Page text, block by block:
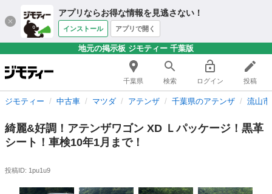
アプリならお得な情報を見逃さない！
インストール アプリで開く
地元の掲示板 ジモティー 千葉版
千葉県 検索 ログイン 投稿
ジモティー 中古車 マツダ アテンザ 千葉県のアテンザ 流山
綺麗&好調！アテンザワゴン XD Ｌパッケージ！黒革
シート！車検10年1月まで！
投稿ID: 1pu1u9